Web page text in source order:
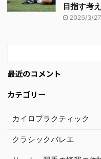
目指す考
2026/3/27
最近のコメント
カテゴリー
カイロプラクティック
クラシックバレエ